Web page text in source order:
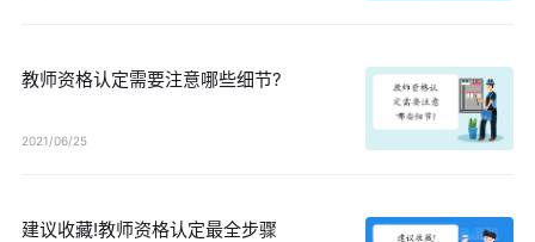
教师资格认定需要注意哪些细节?
2021/06/25
建议收藏!教师资格认定最全步骤